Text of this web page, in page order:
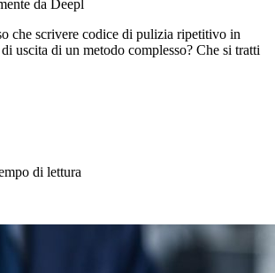
da Deepl
che scrivere codice di pulizia ripetitivo in
uscita di un metodo complesso? Che si tratti
di lettura